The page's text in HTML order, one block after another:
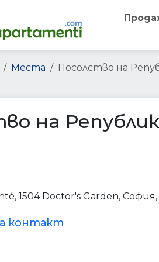
Места Посолство на
на
1504 Doctor's Garden,
контакт